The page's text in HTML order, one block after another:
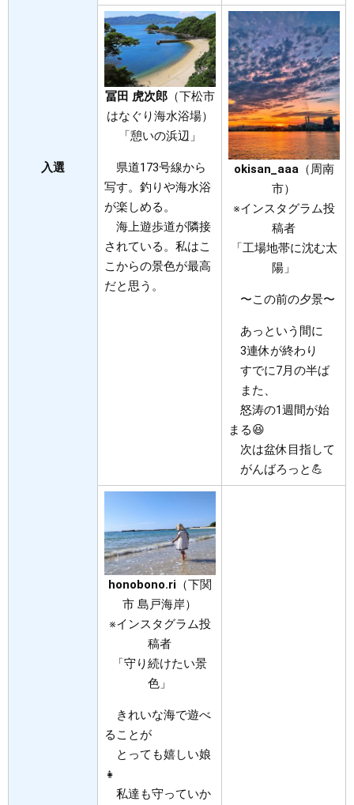
入選
冨田 虎次郎（下松市
はなぐり海水浴場）
「憩いの浜辺」
県道173号線から
写す。釣りや海水浴
が楽しめる。
海上遊歩道が隣接
されている。私はこ
こからの景色が最高
だと思う。
okisan_aaa（周南
市）
※インスタグラム投
稿者
「工場地帯に沈む太
陽」
〜この前の夕景〜
あっという間に
3連休が終わり
すでに7月の半ば
また、
怒涛の1週間が始
まる😆
次は盆休目指して
がんばろっと💪
honobono.ri（下関
市 島戸海岸）
※インスタグラム投
稿者
「守り続けたい景
色」
きれいな海で遊べ
ることが
とっても嬉しい娘
👧
私達も守っていか